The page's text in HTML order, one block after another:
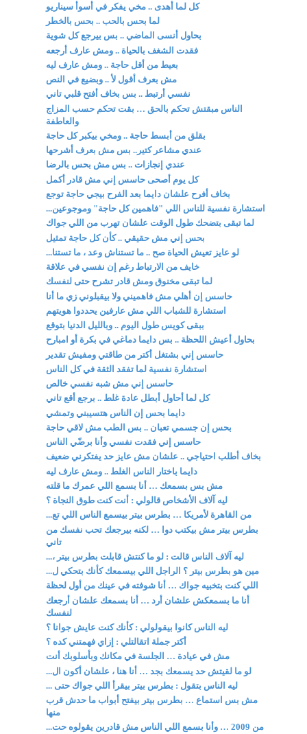
كل لما أهدى .. مخي يفكر في أسوأ سيناريو
لما بحس بالحب .. بحس بالخطر
بحاول أنسى الماضي .. بس بيرجع كل شوية
فقدت الشغف بالحياة .. ومش عارف أرجعه
بعيط من أقل حاجة .. ومش عارف ليه
مش بعرف أقول لأ .. وبضيع في النص
نفسي أرتبط .. بس بخاف أفتح قلبي تاني
الناس مبقتش تحكم بالحق … بقت تحكم حسب المزاج
والعاطفة
بقلق من أبسط حاجة .. ومخي بيكبر كل حاجة
عندي مشاعر كتير.. بس مش بعرف أشرحها
عندي إنجازات .. بس مش بحس بالرضا
كل يوم أصحى حاسس إني مش قادر أكمل
بخاف أفرح علشان دايما بعد الفرح بيجي حاجة توجع
استشارة نفسية للناس اللي "فاهمين كل حاجة" وموجوعين...
لما تبقى بتضحك طول الوقت علشان تهرب من اللي جواك
بحس إني مش حقيقي .. كأن كل حاجة تمثيل
لو عايز تعيش الحياة صح .. ما تستناش وعد ، ما تستنا...
خايف من الارتباط رغم إن نفسي في علاقة
لما تبقى مخنوق ومش قادر تشرح حتى لنفسك
حاسس إن أهلي مش فاهميني ولا بيقبلوني زي ما أنا
استشارة للشباب اللي مش عارفين يحددوا هويتهم
ببقى كويس طول اليوم .. وبالليل الدنيا بتوقع
بحاول أعيش اللحظة .. بس دايما دماغي في بكرة أو امبارح
حاسس إني بشتغل أكتر من طاقتي ومفيش تقدير
استشارة نفسية لما تفقد الثقة في كل الناس
حاسس إني مش شبه نفسي خالص
كل لما أحاول أبطل عادة غلط .. برجع أقع تاني
دايما بحس إن الناس هتسيبني وتمشي
بحس إن جسمي تعبان .. بس الطب مش لاقي حاجة
حاسس إني فقدت نفسي وأنا برضّي الناس
بخاف أطلب احتياجي .. علشان مش عايز حد يفتكرني ضعيف
دايما باختار الناس الغلط .. ومش عارف ليه
مش بس بسمعك … أنا بسمع اللي عمرك ما قلته
ليه آلاف الأشخاص قالولي : أنت كنت طوق النجاة ؟
من القاهرة لأمريكا … بطرس بيتر بيسمع الناس اللي تع...
بطرس بيتر مش بيكتب دوا … لكنه بيرجعك تحب نفسك من
تاني
ليه آلاف الناس قالت : لو ما كنتش قابلت بطرس بيتر ،...
مين هو بطرس بيتر ؟ الراجل اللي بيسمعك كأنك بتحكي ل...
اللي كنت بتخبيه جواك … أنا شوفته في عينك من أول لحظة
أنا ما بسمعكش علشان أرد … أنا بسمعك علشان أرجعك
لنفسك
ليه الناس كانوا بيقولولي : كأنك كنت عايش جوانا ؟
أكتر جملة اتقالتلي : إزاي فهمتني كده ؟
مش في عيادة … الجلسة في مكانك وبأسلوبك أنت
لو ما لقيتش حد يسمعك بجد … أنا هنا ، علشان أكون ال...
ليه الناس بتقول : بطرس بيتر بيقرأ اللي جواك حتى ...
مش بس استماع … بطرس بيتر بيفتح أبواب ما حدش قرب
منها
من 2009 … وأنا بسمع اللي الناس مش قادرين يقولوه حت...